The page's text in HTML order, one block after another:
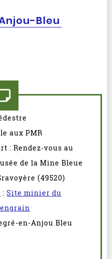
aux PMR
: Rendez-vous au
de la Mine Bleue
(49520)
: Site minier du
en-Anjou Bleu
Bleu